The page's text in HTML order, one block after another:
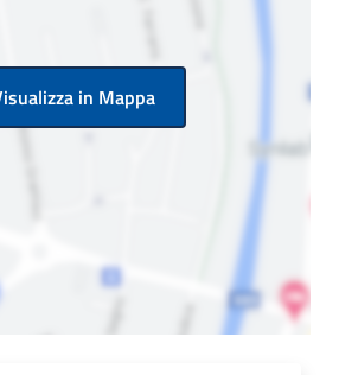
in Mappa